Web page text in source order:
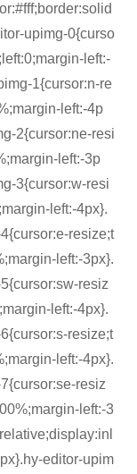
upimg-0{curso
left:-
1{cursor:n-re
left:-4p
2{cursor:ne-resi
left:-3p
3{cursor:w-resi
left:-4px}.
resize;t
left:-3px}.
resiz
left:-4px}.
resize;t
left:-4px}.
resiz
left:-3
editor-upim